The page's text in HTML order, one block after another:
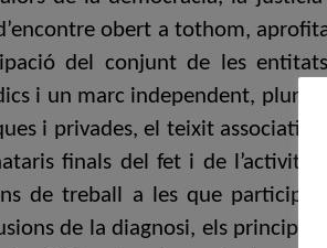
obert a tothom,
del conjunt de les
i un marc independent, plural
i privades, el teixit associatiu
finals del fet i de
de treball a les que
de la diagnosi, els